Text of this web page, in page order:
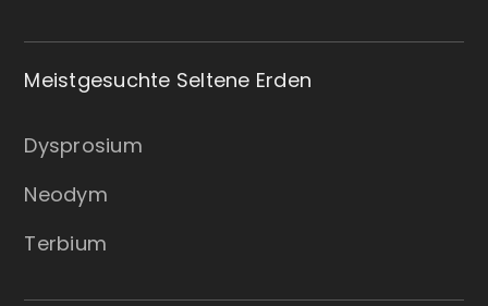
Meistgesuchte Seltene Erden
Dysprosium
Neodym
Terbium